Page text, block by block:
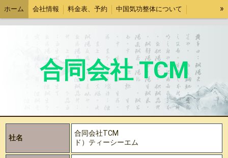
ホーム 会社情報 料金表、予約 中国気功整体について
新宿中国気功整体師育成教室 整体師育成案内
»
合同会社 TCM
社名
合同会社TCM
ド）ティーシーエム